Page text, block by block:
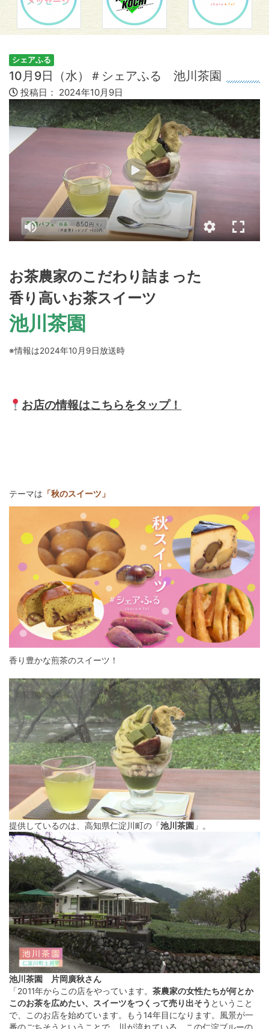
シェアふる
10月9日（水）＃シェアふる 池川茶園
投稿日： 2024年10月9日
お茶農家のこだわり詰まった
香り高いお茶スイーツ
池川茶園
※情報は2024年10月9日放送時
お店の情報はこちらをタップ！
テーマは 「秋のスイーツ」
香り豊かな煎茶のスイーツ！
提供しているのは、高知県仁淀川町の「池川茶園 」。
池川茶園 片岡廣秋さん
「2011年からこの店をやっています。 茶農家の女性たちが何とか
このお茶を広めたい、スイーツをつくって売り出そう ということ
で、このお店を始めています。もう14年目になります。風景が一